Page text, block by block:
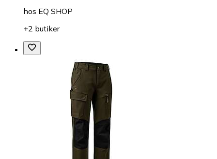
hos EQ SHOP
+2 butiker